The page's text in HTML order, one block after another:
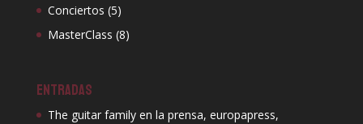
Conciertos (5)
MasterClass (8)
ENTRADAS
The guitar family en la prensa, europapress,